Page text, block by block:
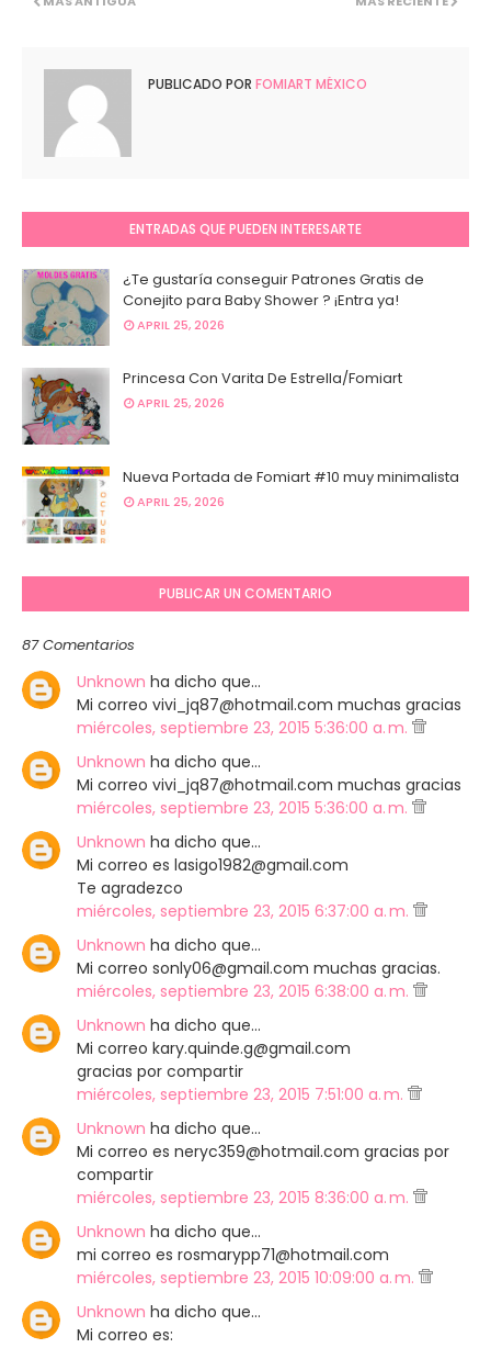
PUBLICADO POR FOMIART MÉXICO
ENTRADAS QUE PUEDEN INTERESARTE
¿Te gustaría conseguir Patrones Gratis de
Conejito para Baby Shower ? ¡Entra ya!
APRIL 25, 2026
Princesa Con Varita De Estrella/Fomiart
APRIL 25, 2026
Nueva Portada de Fomiart #10 muy minimalista
APRIL 25, 2026
PUBLICAR UN COMENTARIO
87 Comentarios
Unknown ha dicho que…
Mi correo vivi_jq87@hotmail.com muchas gracias
miércoles, septiembre 23, 2015 5:36:00 a. m.
Unknown ha dicho que…
Mi correo vivi_jq87@hotmail.com muchas gracias
miércoles, septiembre 23, 2015 5:36:00 a. m.
Unknown ha dicho que…
Mi correo es lasigo1982@gmail.com
Te agradezco
miércoles, septiembre 23, 2015 6:37:00 a. m.
Unknown ha dicho que…
Mi correo sonly06@gmail.com muchas gracias.
miércoles, septiembre 23, 2015 6:38:00 a. m.
Unknown ha dicho que…
Mi correo kary.quinde.g@gmail.com
gracias por compartir
miércoles, septiembre 23, 2015 7:51:00 a. m.
Unknown ha dicho que…
Mi correo es neryc359@hotmail.com gracias por
compartir
miércoles, septiembre 23, 2015 8:36:00 a. m.
Unknown ha dicho que…
mi correo es rosmarypp71@hotmail.com
miércoles, septiembre 23, 2015 10:09:00 a. m.
Unknown ha dicho que…
Mi correo es: